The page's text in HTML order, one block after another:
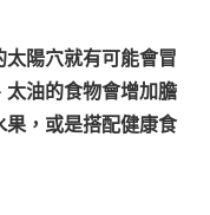
陽穴就有可能會冒
太油的食物會增加膽
果，或是搭配健康食